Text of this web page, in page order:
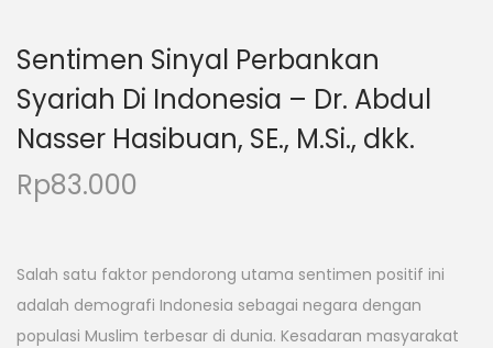
Sentimen Sinyal Perbankan
Syariah Di Indonesia – Dr. Abdul
Nasser Hasibuan, SE., M.Si., dkk.
Rp83.000
Salah satu faktor pendorong utama sentimen positif ini
adalah demografi Indonesia sebagai negara dengan
populasi Muslim terbesar di dunia. Kesadaran masyarakat